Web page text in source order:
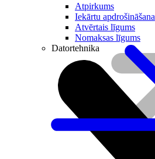
Atpirkums
Iekārtu apdrošināšana
Atvērtais līgums
Nomaksas līgums
Datortehnika